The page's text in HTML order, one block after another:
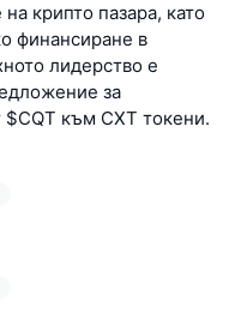
крипто пазара, като
финансиране в
лидерство е
за
към CXT токени.